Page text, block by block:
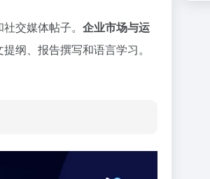
交媒体帖子。 企业市场与运
纲、报告撰写和语言学习。